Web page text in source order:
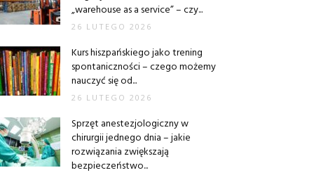
„warehouse as a service” – czy...
26 LUTEGO 2026
Kurs hiszpańskiego jako trening
spontaniczności – czego możemy
nauczyć się od...
26 LUTEGO 2026
Sprzęt anestezjologiczny w
chirurgii jednego dnia – jakie
rozwiązania zwiększają
bezpieczeństwo...